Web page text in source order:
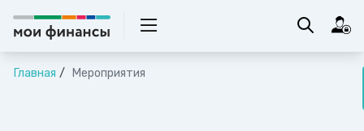
Главная Мероприятия